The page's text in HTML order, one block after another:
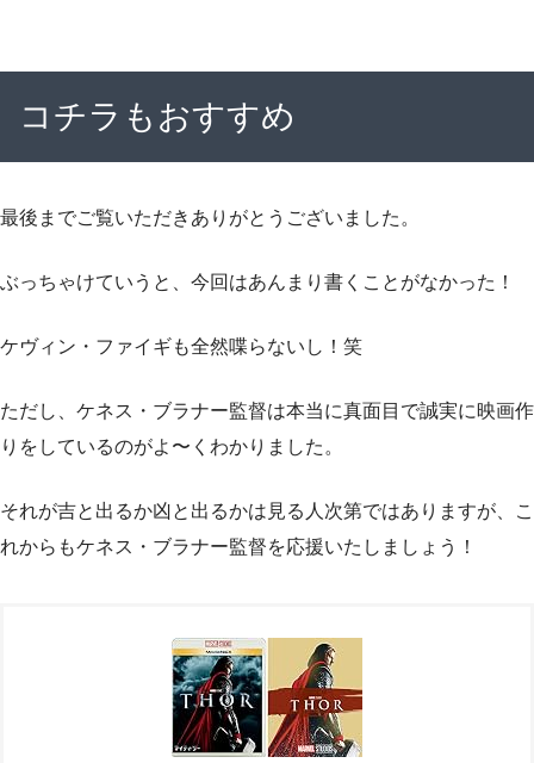
コチラもおすすめ
最後までご覧いただきありがとうございました。
ぶっちゃけていうと、今回はあんまり書くことがなかった！
ケヴィン・ファイギも全然喋らないし！笑
ただし、ケネス・ブラナー監督は本当に真面目で誠実に映画作
りをしているのがよ〜くわかりました。
それが吉と出るか凶と出るかは見る人次第ではありますが、こ
れからもケネス・ブラナー監督を応援いたしましょう！